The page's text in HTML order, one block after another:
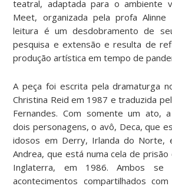
teatral, adaptada para o ambiente
Meet, organizada pela profa Alinne
leitura é um desdobramento de
pesquisa e extensão e resulta de
produção artística em tempo de
A peça foi escrita pela dramaturga
Christina Reid em 1987 e traduzida
Fernandes. Com somente um ato,
dois personagens, o avô, Deca, que
idosos em Derry, Irlanda do Norte,
Andrea, que está numa cela de prisão
Inglaterra, em 1986. Ambos se
acontecimentos compartilhados